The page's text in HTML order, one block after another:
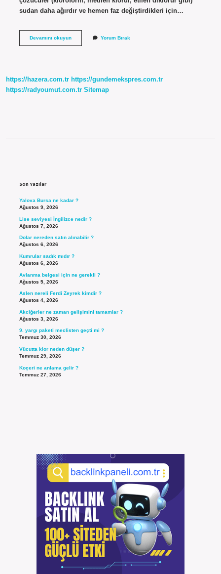
sudan daha ağırdır ve hemen faz değiştirdikleri için…
Devamını okuyunLokman
Yorum Bırak
https://hazera.com.tr https://gundemekspres.com.tr
https://radyoumut.com.tr Sitemap
Son Yazılar
Yalova Bursa ne kadar ?
Ağustos 9, 2026
Lise seviyesi İngilizce nedir ?
Ağustos 7, 2026
Dolar nereden satın alınabilir ?
Ağustos 6, 2026
Kumrular sadık mıdır ?
Ağustos 6, 2026
Avlanma belgesi için ne gerekli ?
Ağustos 5, 2026
Aslen nereli Ferdi Zeyrek kimdir ?
Ağustos 4, 2026
Akciğerler ne zaman gelişimini tamamlar ?
Ağustos 3, 2026
9. yargı paketi meclisten geçti mi ?
Temmuz 30, 2026
Vücutta klor neden düşer ?
Temmuz 29, 2026
Koçeri ne anlama gelir ?
Temmuz 27, 2026